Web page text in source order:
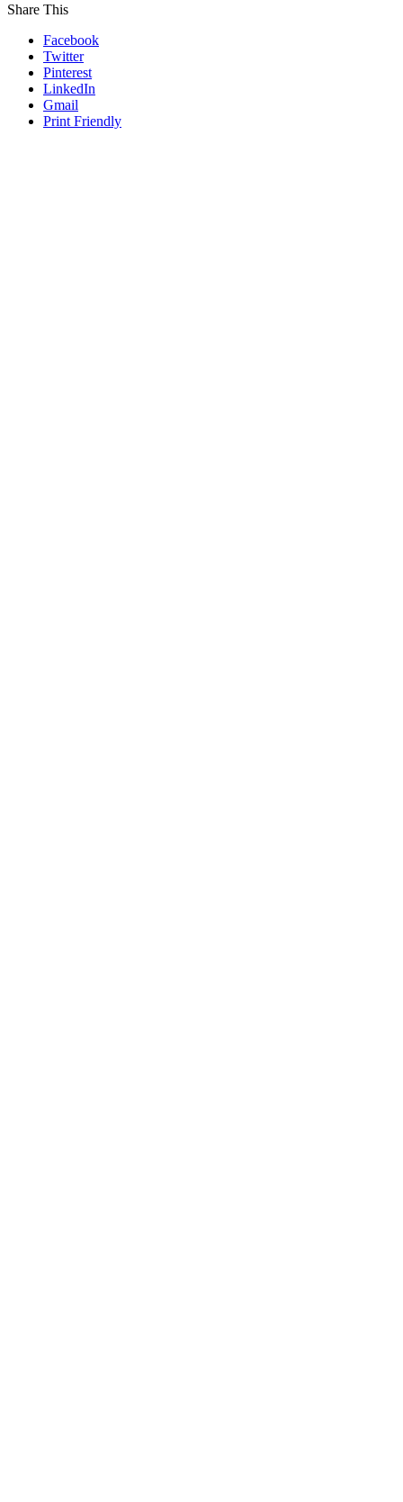
Share This
Facebook
Twitter
Pinterest
LinkedIn
Gmail
Print Friendly